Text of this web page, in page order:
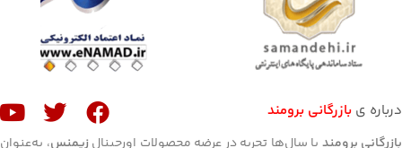
درباره ی بازرگانی برومند
بازرگانی برومند با سال‌ها تجربه در عرضه محصولات اورجینال زیمنس، به‌عنوان